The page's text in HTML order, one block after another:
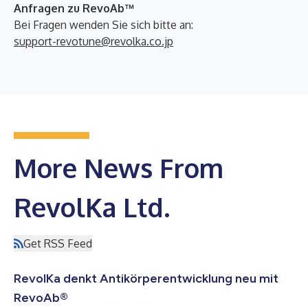
Anfragen zu RevoAb™
Bei Fragen wenden Sie sich bitte an:
support-revotune@revolka.co.jp
More News From
RevolKa Ltd.
Get RSS Feed
RevolKa denkt Antikörperentwicklung neu mit
RevoAb®